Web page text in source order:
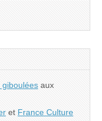
giboulées aux
et France Culture